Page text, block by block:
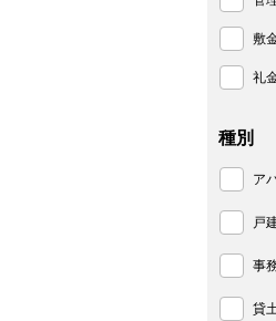
敷
礼
種別
ア
戸
事
貸